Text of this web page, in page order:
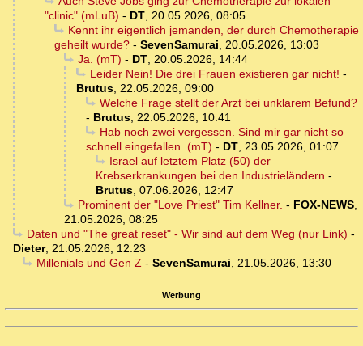
"clinic" (mLuB) - DT, 20.05.2026, 08:05
Kennt ihr eigentlich jemanden, der durch Chemotherapie
geheilt wurde? - SevenSamurai, 20.05.2026, 13:03
Ja. (mT) - DT, 20.05.2026, 14:44
Leider Nein! Die drei Frauen existieren gar nicht! -
Brutus, 22.05.2026, 09:00
Welche Frage stellt der Arzt bei unklarem Befund?
- Brutus, 22.05.2026, 10:41
Hab noch zwei vergessen. Sind mir gar nicht so
schnell eingefallen. (mT) - DT, 23.05.2026, 01:07
Israel auf letztem Platz (50) der
Krebserkrankungen bei den Industrieländern -
Brutus, 07.06.2026, 12:47
Prominent der "Love Priest" Tim Kellner. - FOX-NEWS,
21.05.2026, 08:25
Daten und "The great reset" - Wir sind auf dem Weg (nur Link) -
Dieter, 21.05.2026, 12:23
Millenials und Gen Z- SevenSamurai, 21.05.2026, 13:30
Werbung